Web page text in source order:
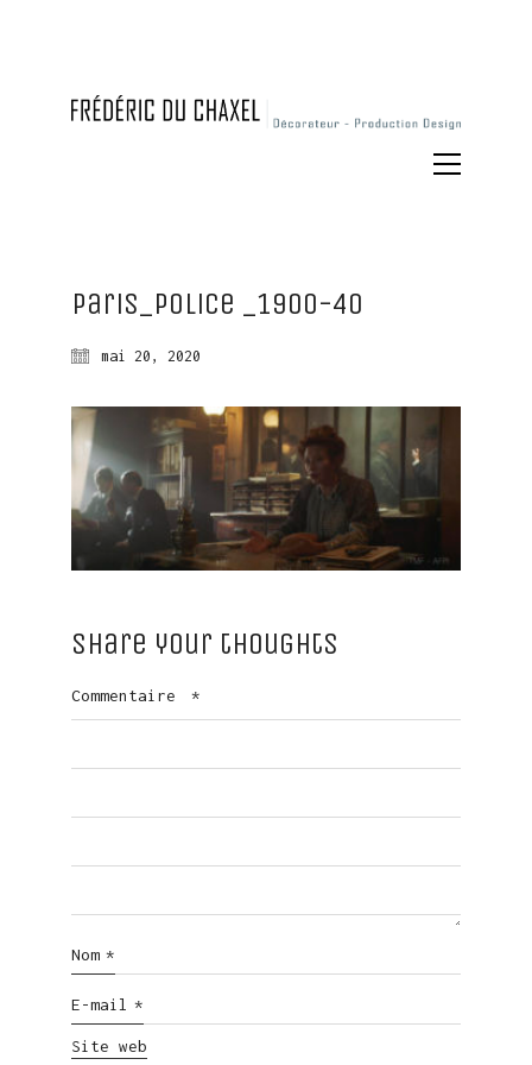
Paris_Police _1900-40
mai 20, 2020
Share your thoughts
Commentaire *
Nom *
E-mail *
Site web